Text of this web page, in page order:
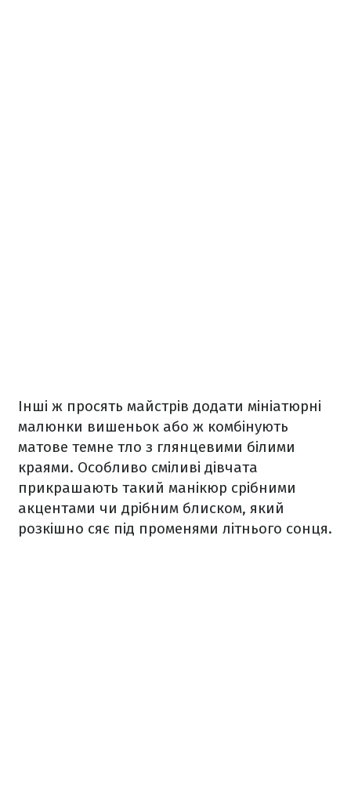
Інші ж просять майстрів додати мініатюрні
малюнки вишеньок або ж комбінують
матове темне тло з глянцевими білими
краями. Особливо сміливі дівчата
прикрашають такий манікюр срібними
акцентами чи дрібним блиском, який
розкішно сяє під променями літнього сонця.